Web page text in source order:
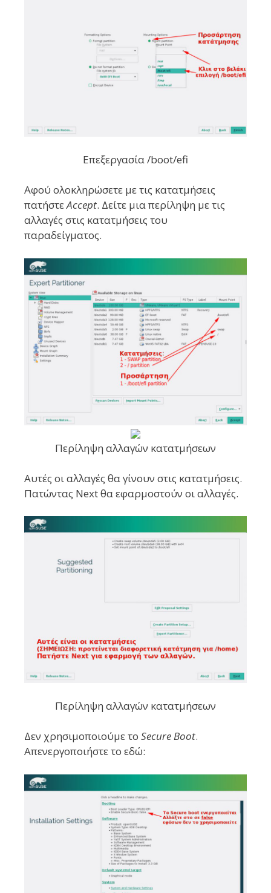
Επεξεργασία /boot/efi
Αφού ολοκληρώσετε με τις κατατμήσεις
πατήστεAccept. Δείτε μια περίληψη με τις
αλλαγές στις κατατμήσεις του
παραδείγματος.
Περίληψη αλλαγών κατατμήσεων
Αυτές οι αλλαγές θα γίνουν στις κατατμήσεις.
Πατώντας Next θα εφαρμοστούν οι αλλαγές.
Περίληψη αλλαγών κατατμήσεων
Δεν χρησιμοποιούμε το Secure Boot.
Απενεργοποιήστε το εδώ: